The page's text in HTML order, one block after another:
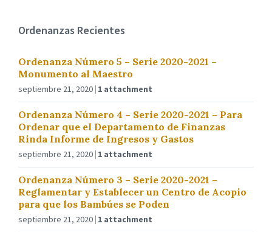
Ordenanzas Recientes
Ordenanza Número 5 – Serie 2020-2021 –
Monumento al Maestro
septiembre 21, 2020 1 attachment
Ordenanza Número 4 – Serie 2020-2021 – Para
Ordenar que el Departamento de Finanzas
Rinda Informe de Ingresos y Gastos
septiembre 21, 2020 1 attachment
Ordenanza Número 3 – Serie 2020-2021 –
Reglamentar y Establecer un Centro de Acopio
para que los Bambúes se Poden
septiembre 21, 2020 1 attachment